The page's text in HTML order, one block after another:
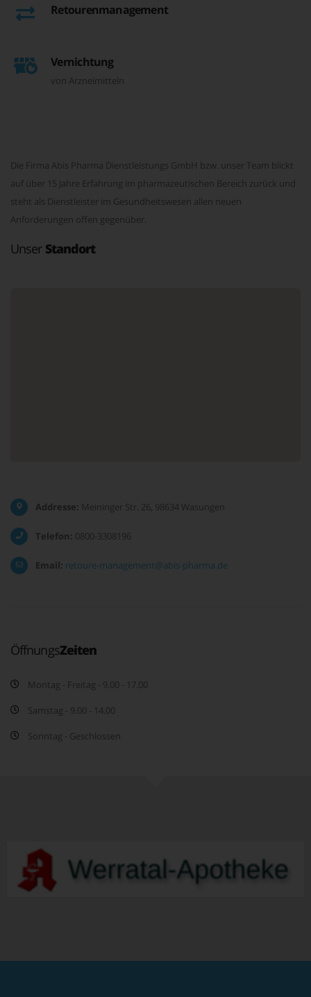
Retourenmanagement
Vernichtung
von Arzneimitteln
Die Firma Abis Pharma Dienstleistungs GmbH bzw. unser Team blickt
auf über 15 Jahre Erfahrung im pharmazeutischen Bereich zurück und
steht als Dienstleister im Gesundheitswesen allen neuen
Anforderungen offen gegenüber.
Unser Standort
Addresse: Meininger Str. 26, 98634 Wasungen
Telefon: 0800-3308196
Email: retoure-management@abis-pharma.de
ÖffnungsZeiten
Montag - Freitag - 9.00 - 17.00
Samstag - 9.00 - 14.00
Sonntag - Geschlossen